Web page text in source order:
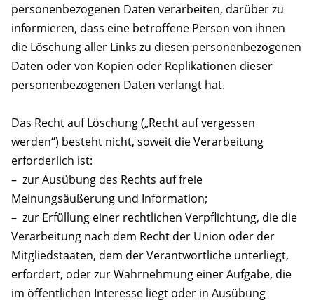
personenbezogenen Daten verarbeiten, darüber zu
informieren, dass eine betroffene Person von ihnen
die Löschung aller Links zu diesen personenbezogenen
Daten oder von Kopien oder Replikationen dieser
personenbezogenen Daten verlangt hat.
Das Recht auf Löschung („Recht auf vergessen
werden“) besteht nicht, soweit die Verarbeitung
erforderlich ist:
– zur Ausübung des Rechts auf freie
Meinungsäußerung und Information;
– zur Erfüllung einer rechtlichen Verpflichtung, die die
Verarbeitung nach dem Recht der Union oder der
Mitgliedstaaten, dem der Verantwortliche unterliegt,
erfordert, oder zur Wahrnehmung einer Aufgabe, die
im öffentlichen Interesse liegt oder in Ausübung